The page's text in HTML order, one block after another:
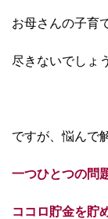
お母さんの子育
尽きないでしょ
ですが、悩んで
一つひとつの問
ココロ貯金を貯